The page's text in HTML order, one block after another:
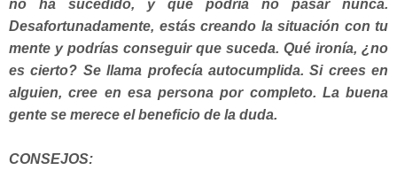
no ha sucedido, y que podría no pasar nunca.
Desafortunadamente, estás creando la situación con tu
mente y podrías conseguir que suceda. Qué ironía, ¿no
es cierto? Se llama profecía autocumplida. Si crees en
alguien, cree en esa persona por completo. La buena
gente se merece el beneficio de la duda.
CONSEJOS: